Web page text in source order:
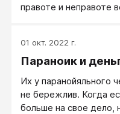
правоте и неправоте
01 окт. 2022 г.
Параноик и
Их у паранойяльного
не бережлив. Когда
больше на свое